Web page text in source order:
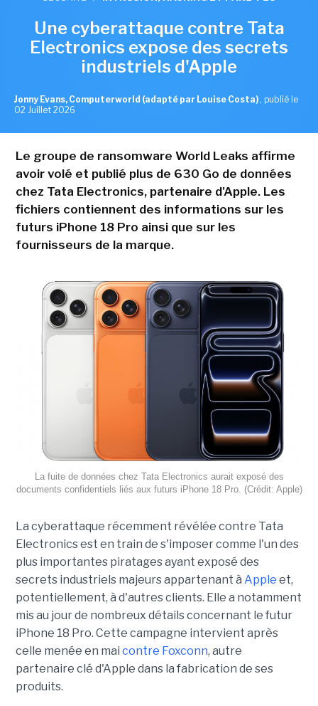
Une cyberattaque contre Tata
Electronics expose des secrets
industriels d'Apple
Jonny Evans, Computerworld (adapté par Louise Costa) , publié le
02 Juillet 2026
Le groupe de ransomware World Leaks affirme
avoir volé et publié plus de 630 Go de données
chez Tata Electronics, partenaire d'Apple. Les
fichiers contiennent des informations sur les
futurs iPhone 18 Pro ainsi que sur les
fournisseurs de la marque.
La fuite de données chez Tata Electronics aurait exposé des
documents confidentiels liés aux futurs iPhone 18 Pro. (Crédit: Apple)
La cyberattaque récemment révélée contre Tata
Electronics est en train de s'imposer comme l'un des
plus importantes piratages ayant exposé des
secrets industriels majeurs appartenant à Apple et,
potentiellement, à d'autres clients. Elle a notamment
mis au jour de nombreux détails concernant le futur
iPhone 18 Pro. Cette campagne intervient après
celle menée en mai contre Foxconn, autre
partenaire clé d'Apple dans la fabrication de ses
produits.